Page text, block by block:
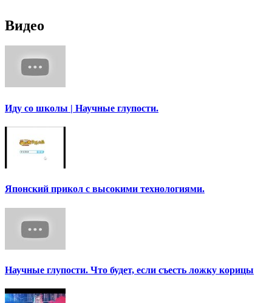
Видео
Иду со школы | Научные глупости.
Японский прикол с высокими технологиями.
Научные глупости. Что будет, если съесть ложку корицы